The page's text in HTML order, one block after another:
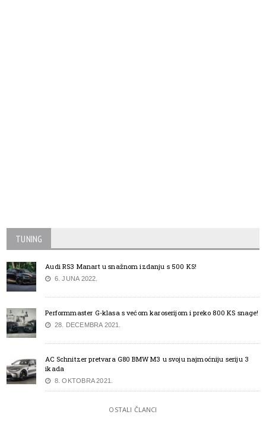
TUNING
Audi RS3 Manart u snažnom izdanju s 500 KS!
6. JUNA 2022.
Performmaster G-klasa s većom karoserijom i preko 800 KS snage!
28. DECEMBRA 2021.
AC Schnitzer pretvara G80 BMW M3 u svoju najmoćniju seriju 3
ikada
8. OKTOBRA 2021.
OSTALI ČLANCI